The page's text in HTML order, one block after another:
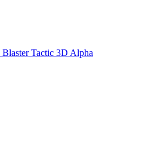
Tactic 3D Alpha